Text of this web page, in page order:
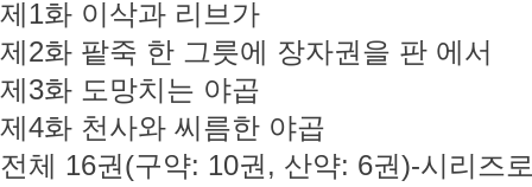
제1화 이삭과 리브가
제2화 팥죽 한 그릇에 장자권을 판 에서
제3화 도망치는 야곱
제4화 천사와 씨름한 야곱
전체 16권(구약: 10권, 산약: 6권)-시리즈